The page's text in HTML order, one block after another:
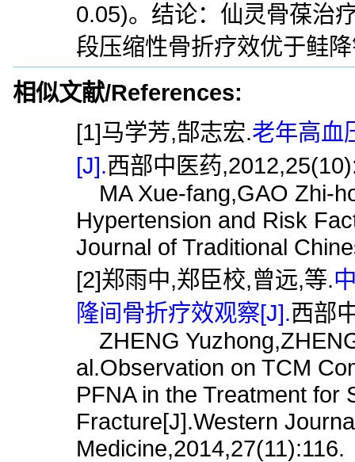
0.05)。结论：仙灵骨葆治
段压缩性骨折疗效优于鲑
相似文献/References:
[1]马学芳,郜志宏.老年高血
[J].西部中医药
MA Xue-fang,GAO Zhi-
Hypertension and Risk
Journal of Traditional
[2]郑雨中,郑臣校,曾远,等.
隆间骨折疗效观察[J].西部
ZHENG
al.Observation on TCM
PFNA in the Treatment for
Fracture[J].Western
Medicine,2014,27(11):116.